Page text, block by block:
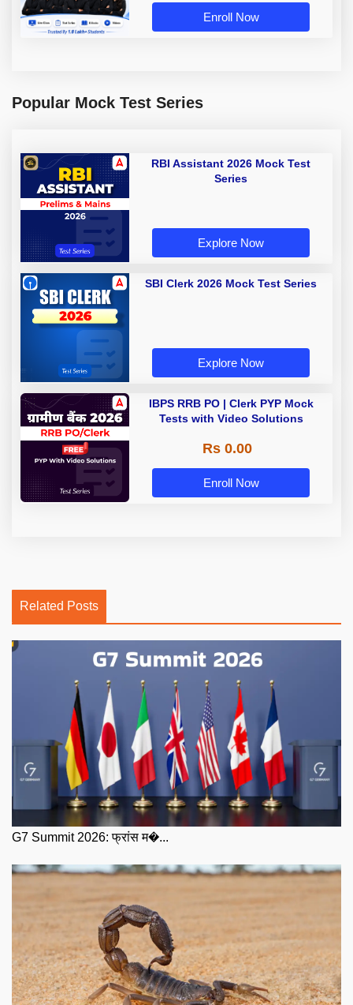
Enroll Now
Popular Mock Test Series
RBI Assistant 2026 Mock Test
Series
Explore Now
SBI Clerk 2026 Mock Test Series
Explore Now
IBPS RRB PO | Clerk PYP Mock
Tests with Video Solutions
Rs 0.00
Enroll Now
Related Posts
G7 Summit 2026: फ्रांस म�...